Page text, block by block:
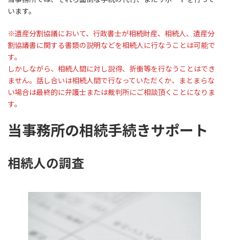
います。
※遺産分割協議において、行政書士が相続財産、相続人、遺産分
割協議書に関する書類の説明などを相続人に行なうことは可能で
す。
しかしながら、相続人間に対し説得、折衝等を行なうことはでき
ません。話し合いは相続人間で行なっていただくか、まとまらな
い場合は最終的に弁護士または裁判所にご相談頂くことになりま
す。
当事務所の相続手続きサポート
相続人の調査